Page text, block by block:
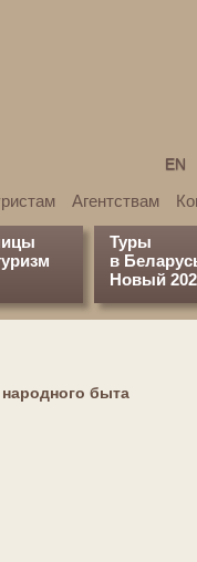
EN
Агентствам
Туры
в
Новый
быта